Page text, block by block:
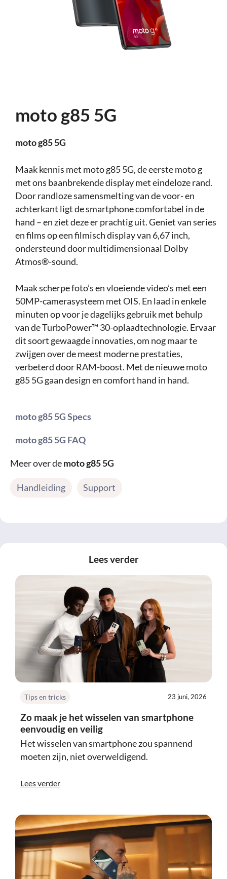
moto g85 5G
moto g85 5G
Maak kennis met moto g85 5G, de eerste moto g
met ons baanbrekende display met eindeloze rand.
Door randloze samensmelting van de voor- en
achterkant ligt de smartphone comfortabel in de
hand – en ziet deze er prachtig uit. Geniet van series
en films op een filmisch display van 6,67 inch,
ondersteund door multidimensionaal Dolby
Atmos®-sound.
Maak scherpe foto’s en vloeiende video’s met een
50MP-camerasysteem met OIS. En laad in enkele
minuten op voor je dagelijks gebruik met behulp
van de TurboPower™ 30-oplaadtechnologie. Ervaar
dit soort gewaagde innovaties, om nog maar te
zwijgen over de meest moderne prestaties,
verbeterd door RAM-boost. Met de nieuwe moto
g85 5G gaan design en comfort hand in hand.
moto g85 5G Specs
moto g85 5G FAQ
Meer over demoto g85 5G
Handleiding Support
Lees verder
Tips en tricks 23 juni, 2026
Zo maak je het wisselen van smartphone
eenvoudig en veilig
Het wisselen van smartphone zou spannend
moeten zijn, niet overweldigend.
Lees verder